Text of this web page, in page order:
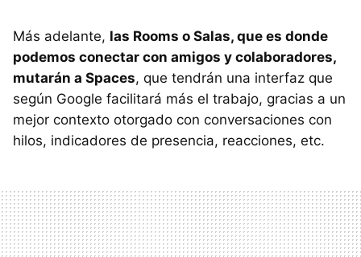
Más adelante, las Rooms o Salas, que es donde
podemos conectar con amigos y colaboradores,
mutarán a Spaces, que tendrán una interfaz que
según Google facilitará más el trabajo, gracias a un
mejor contexto otorgado con conversaciones con
hilos, indicadores de presencia, reacciones, etc.